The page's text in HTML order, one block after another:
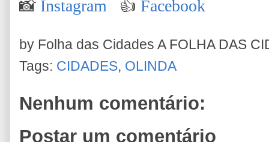
📸 Instagram 👍 Facebook
by Folha das Cidades A FOLHA DAS
Tags: CIDADES, OLINDA
Nenhum comentário:
Postar um comentário